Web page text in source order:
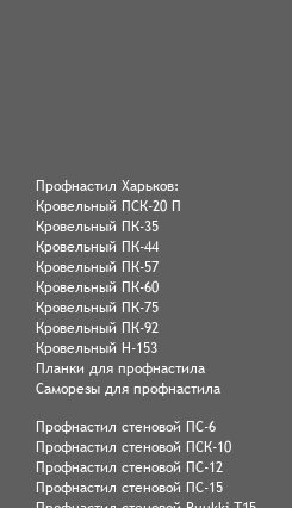
Профнастил Харьков:
Кровельный ПСК-20 П
Кровельный ПК-35
Кровельный ПК-44
Кровельный ПК-57
Кровельный ПК-60
Кровельный ПК-75
Кровельный ПК-92
Кровельный Н-153
Планки для профнастила
Саморезы для профнастила
Профнастил стеновой ПС-6
Профнастил стеновой ПСК-10
Профнастил стеновой ПС-12
Профнастил стеновой ПС-15